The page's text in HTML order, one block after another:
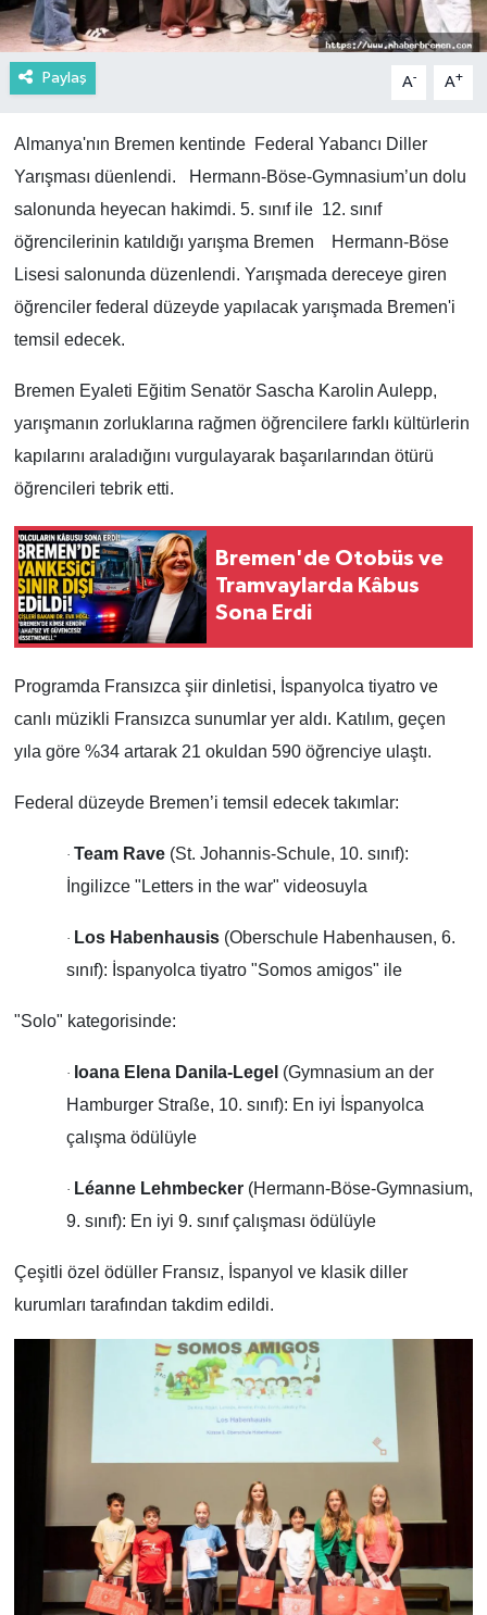
Paylaş A- A+
Almanya'nın Bremen kentinde Federal Yabancı Diller
Yarışması düenlendi. Hermann-Böse-Gymnasium’un dolu
salonunda heyecan hakimdi. 5. sınıf ile 12. sınıf
öğrencilerinin katıldığı yarışma Bremen Hermann-Böse
Lisesi salonunda düzenlendi. Yarışmada dereceye giren
öğrenciler federal düzeyde yapılacak yarışmada Bremen'i
temsil edecek.
Bremen Eyaleti Eğitim Senatör Sascha Karolin Aulepp,
yarışmanın zorluklarına rağmen öğrencilere farklı kültürlerin
kapılarını araladığını vurgulayarak başarılarından ötürü
öğrencileri tebrik etti.
Bremen'de Otobüs ve
Tramvaylarda Kâbus
Sona Erdi
Programda Fransızca şiir dinletisi, İspanyolca tiyatro ve
canlı müzikli Fransızca sunumlar yer aldı. Katılım, geçen
yıla göre %34 artarak 21 okuldan 590 öğrenciye ulaştı.
Federal düzeyde Bremen’i temsil edecek takımlar:
· Team Rave(St. Johannis-Schule, 10. sınıf):
İngilizce "Letters in the war" videosuyla
· Los Habenhausis(Oberschule Habenhausen, 6.
sınıf): İspanyolca tiyatro "Somos amigos" ile
"Solo" kategorisinde:
· Ioana Elena Danila-Legel (Gymnasium an der
Hamburger Straße, 10. sınıf): En iyi İspanyolca
çalışma ödülüyle
· Léanne Lehmbecker(Hermann-Böse-Gymnasium,
9. sınıf): En iyi 9. sınıf çalışması ödülüyle
Çeşitli özel ödüller Fransız, İspanyol ve klasik diller
kurumları tarafından takdim edildi.